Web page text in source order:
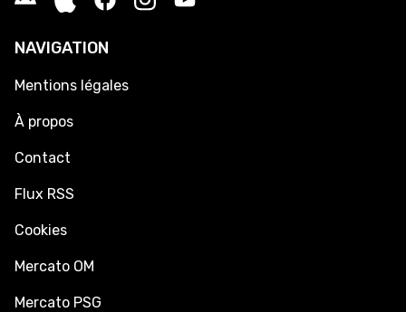
NAVIGATION
Mentions légales
À propos
Contact
Flux RSS
Cookies
Mercato OM
Mercato PSG